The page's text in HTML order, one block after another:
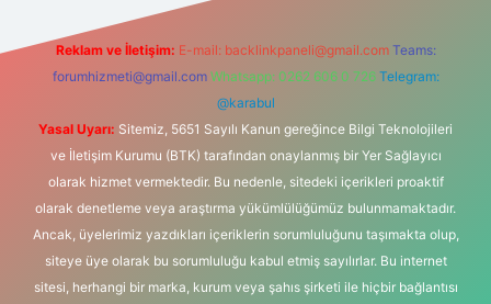
Reklam ve İletişim: E-mail: backlinkpaneli@gmail.com Teams:
forumhizmeti@gmail.com Whatsapp: 0262 606 0 726 Telegram:
@karabul
Yasal Uyarı: Sitemiz, 5651 Sayılı Kanun gereğince Bilgi Teknolojileri
ve İletişim Kurumu (BTK) tarafından onaylanmış bir Yer Sağlayıcı
olarak hizmet vermektedir. Bu nedenle, sitedeki içerikleri proaktif
olarak denetleme veya araştırma yükümlülüğümüz bulunmamaktadır.
Ancak, üyelerimiz yazdıkları içeriklerin sorumluluğunu taşımakta olup,
siteye üye olarak bu sorumluluğu kabul etmiş sayılırlar. Bu internet
sitesi, herhangi bir marka, kurum veya şahıs şirketi ile hiçbir bağlantısı